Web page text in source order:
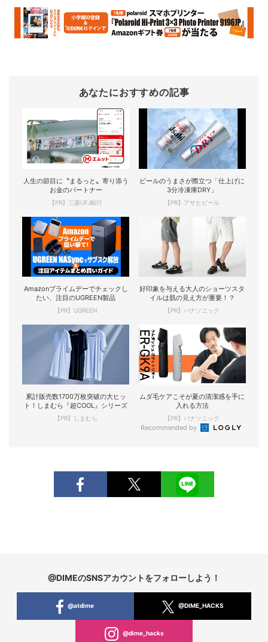
あなたにおすすめの記事
人生の節目に〝まるっと〟寄り添う
お金のパートナー
【PR】三菱UFJ銀行
ビールのうまさが際立つ「仕上げに
3分冷凍庫DRY」
【PR】アサヒビール
Amazonプライムデーでチェックし
たい、注目のUGREEN製品
【PR】UGREEN
好印象を与える大人のショーツスタ
イルは肌の見え方が重要！？
【PR】パナソニック
累計販売数1700万枚突破の大ヒッ
ト！しまむら『超COOL』シリーズ
【PR】しまむら
ムダ毛ケアこそが夏の清潔感を手に
入れる方法
【PR】パナソニック
Recommended by
@DIMEのSNSアカウントをフォローしよう！
@atdime @DIME_HACKS
@dime_hacks